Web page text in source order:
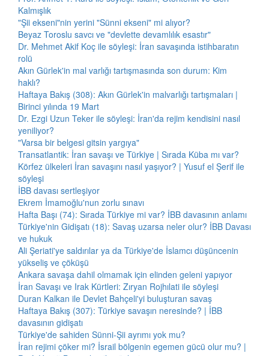
Kalmışlık
"Şii ekseni"nin yerini "Sünni ekseni" mi alıyor?
Beyaz Toroslu savcı ve "devlette devamlılık esastır"
Dr. Mehmet Akif Koç ile söyleşi: İran savaşında istihbaratın
rolü
Akın Gürlek'in mal varlığı tartışmasında son durum: Kim
haklı?
Haftaya Bakış (308): Akın Gürlek'in malvarlığı tartışmaları |
Birinci yılında 19 Mart
Dr. Ezgi Uzun Teker ile söyleşi: İran'da rejim kendisini nasıl
yeniliyor?
"Varsa bir belgesi gitsin yargıya"
Transatlantik: İran savaşı ve Türkiye | Sırada Küba mı var?
Körfez ülkeleri İran savaşını nasıl yaşıyor? | Yusuf el Şerif ile
söyleşi
İBB davası sertleşiyor
Ekrem İmamoğlu'nun zorlu sınavı
Hafta Başı (74): Sırada Türkiye mi var? İBB davasının anlamı
Türkiye'nin Gidişatı (18): Savaş uzarsa neler olur? İBB Davası
ve hukuk
Ali Şeriati'ye saldırılar ya da Türkiye'de İslamcı düşüncenin
yükseliş ve çöküşü
Ankara savaşa dahil olmamak için elinden geleni yapıyor
İran Savaşı ve Irak Kürtleri: Zıryan Rojhılati ile söyleşi
Duran Kalkan ile Devlet Bahçeli'yi buluşturan savaş
Haftaya Bakış (307): Türkiye savaşın neresinde? | İBB
davasının gidişatı
Türkiye'de sahiden Sünni-Şii ayrımı yok mu?
İran rejimi çöker mi? İsrail bölgenin egemen gücü olur mu? |